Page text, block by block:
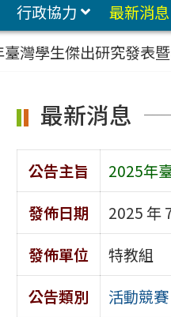
行政協力 最新消息
灣學生傑出研究發表
最新消息
公告主旨
2025年
發佈日期
2025 年
發佈單位
特教組
公告類別
活動競賽